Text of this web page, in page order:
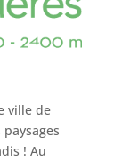
ville de
! Au